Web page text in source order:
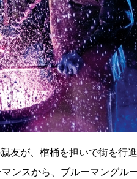
友が、棺桶を担いで街を行
スから、ブルーマングルー